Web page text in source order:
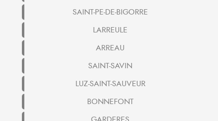
SAINT-PE-DE-BIGORRE
LARREULE
ARREAU
SAINT-SAVIN
LUZ-SAINT-SAUVEUR
BONNEFONT